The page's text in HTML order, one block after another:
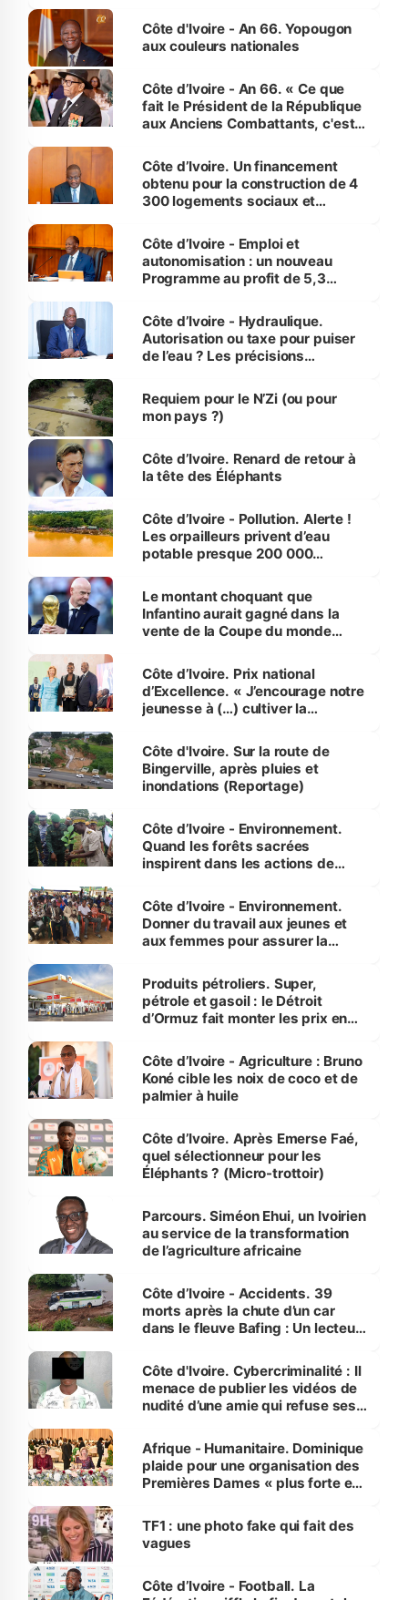
l'Etat de droit pour préserver les
vies humaines »
Côte d'Ivoire - An 66. Yopougon
aux couleurs nationales
Côte d’Ivoire - An 66. « Ce que
fait le Président de la République
aux Anciens Combattants, c'est
Côte d’Ivoire. Un financement
obtenu pour la construction de 4
300 logements sociaux et
et Yamoussoukro
Côte d’Ivoire - Emploi et
autonomisation : un nouveau
Programme au profit de 5,3
Côte d’Ivoire - Hydraulique.
Autorisation ou taxe pour puiser
de l’eau ? Les précisions
Requiem pour le N’Zi (ou pour
mon pays ?)
Côte d’Ivoire. Renard de retour à
la tête des Éléphants
Côte d’Ivoire - Pollution. Alerte !
Les orpailleurs privent d’eau
potable presque 200 000
Le montant choquant que
Infantino aurait gagné dans la
vente de la Coupe du monde
Côte d’Ivoire. Prix national
d’Excellence. « J’encourage notre
jeunesse à (…) cultiver la
(Alassane Ouattara
Côte d'Ivoire. Sur la route de
Bingerville, après pluies et
inondations (Reportage)
Côte d’Ivoire - Environnement.
Quand les forêts sacrées
inspirent dans les actions de
Côte d’Ivoire - Environnement.
Donner du travail aux jeunes et
aux femmes pour assurer la
menacées
Produits pétroliers. Super,
pétrole et gasoil : le Détroit
d’Ormuz fait monter les prix en
Côte d’Ivoire - Agriculture : Bruno
Koné cible les noix de coco et de
palmier à huile
Côte d’Ivoire. Après Emerse Faé,
quel sélectionneur pour les
Éléphants ? (Micro-trottoir)
Parcours. Siméon Ehui, un Ivoirien
au service de la transformation
de l’agriculture africaine
Côte d’Ivoire - Accidents. 39
morts après la chute d’un car
dans le fleuve Bafing : Un lecteur
des Transports
Côte d'Ivoire. Cybercriminalité : Il
menace de publier les vidéos de
nudité d’une amie qui refuse ses
Afrique - Humanitaire. Dominique
plaide pour une organisation des
Premières Dames « plus forte et
sur la scène internationale »
TF1 : une photo fake qui fait des
vagues
Côte d’Ivoire - Football. La